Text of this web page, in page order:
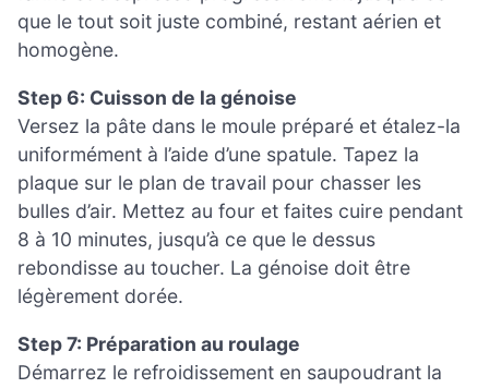
que le tout soit juste combiné, restant aérien et
homogène.
Step 6: Cuisson de la génoise
Versez la pâte dans le moule préparé et étalez-la
uniformément à l’aide d’une spatule. Tapez la
plaque sur le plan de travail pour chasser les
bulles d’air. Mettez au four et faites cuire pendant
8 à 10 minutes, jusqu’à ce que le dessus
rebondisse au toucher. La génoise doit être
légèrement dorée.
Step 7: Préparation au roulage
Démarrez le refroidissement en saupoudrant la